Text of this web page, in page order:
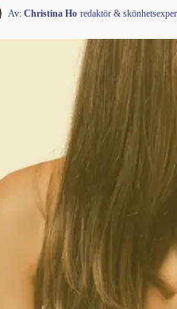
Av: Christina Ho redaktör &